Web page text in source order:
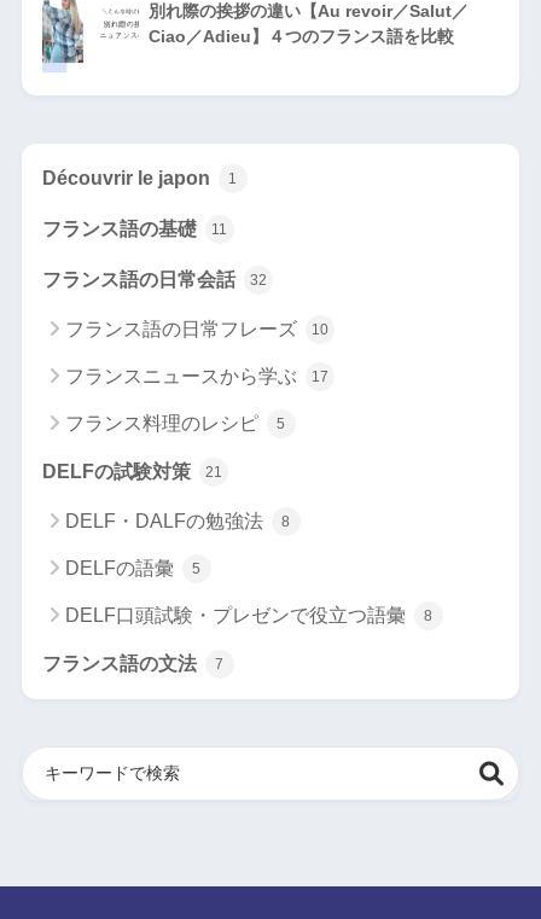
別れ際の挨拶の違い【Au revoir／Salut／
Ciao／Adieu】４つのフランス語を比較
Découvrir le japon 1
フランス語の基礎 11
フランス語の日常会話 32
フランス語の日常フレーズ 10
フランスニュースから学ぶ 17
フランス料理のレシピ 5
DELFの試験対策 21
DELF・DALFの勉強法 8
DELFの語彙 5
DELF口頭試験・プレゼンで役立つ語彙 8
フランス語の文法 7